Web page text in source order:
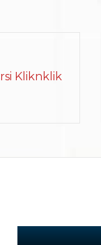
Kliknklik